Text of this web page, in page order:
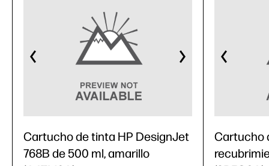
Cartucho de tinta HP DesignJet
768B de 500 ml, amarillo
Cartucho